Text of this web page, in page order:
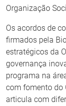
Organização
Os acordos de
firmados pela
estratégicos da
governança
programa na
com fomento do
articula com